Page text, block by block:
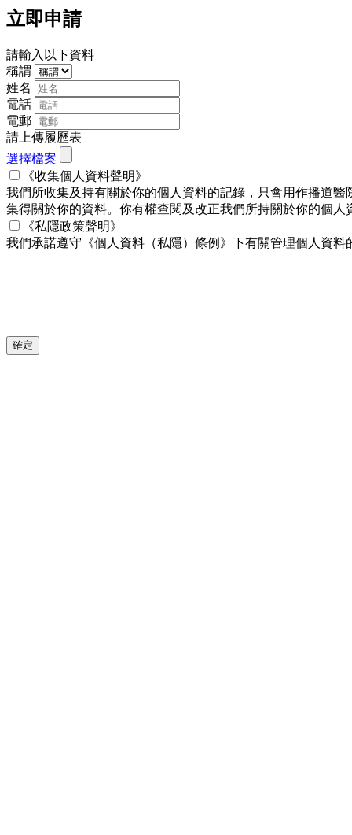
立即申請
請輸入以下資料
稱謂
姓名
電話
電郵
請上傳履歷表
選擇檔案
《收集個人資料聲明》
我們所收集及持有關於你的個人資料的記錄，只會用作播道
集得關於你的資料。你有權查閱及改正我們所持關於你的個
《私隱政策聲明》
我們承諾遵守《個人資料（私隱）條例》下有關管理個人資
確定